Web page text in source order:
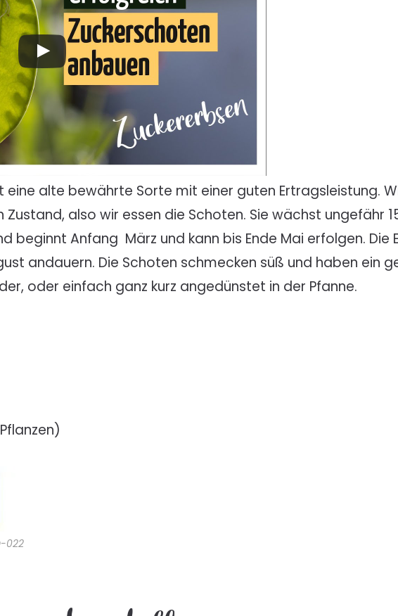
eine alte bewährte Sorte mit einer guten Ertragsleistung.
Zustand, also wir essen die Schoten. Sie wächst ungefähr
beginnt Anfang März und kann bis Ende Mai erfolgen. Die
andauern. Die Schoten schmecken süß und haben ein
oder einfach ganz kurz angedünstet in der Pfanne.
022